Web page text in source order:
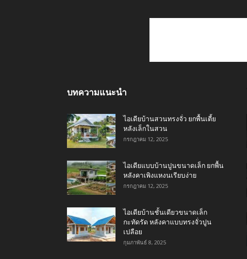
บทความแนะนำ
ไอเดียบ้านสวนทรงจั่ว ยกพื้นเตี้ย
หลังเล็กในสวน
กรกฎาคม 12, 2025
ไอเดียแบบบ้านปูนขนาดเล็ก ยกพื้น
หลังคาเพิงแหงนเรียบง่าย
กรกฎาคม 12, 2025
ไอเดียบ้านชั้นเดียวขนาดเล็ก
กะทัดรัด หลังคาแบบทรงจั่วปูน
เปลือย
กุมภาพันธ์ 8, 2025